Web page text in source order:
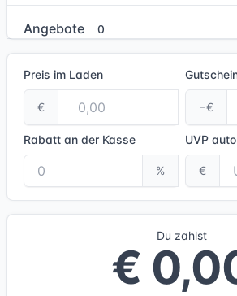
Angebote 0
Preis im Laden
€ −€
Rabatt an der Kasse
%
UVP
€
Du zahlst
€